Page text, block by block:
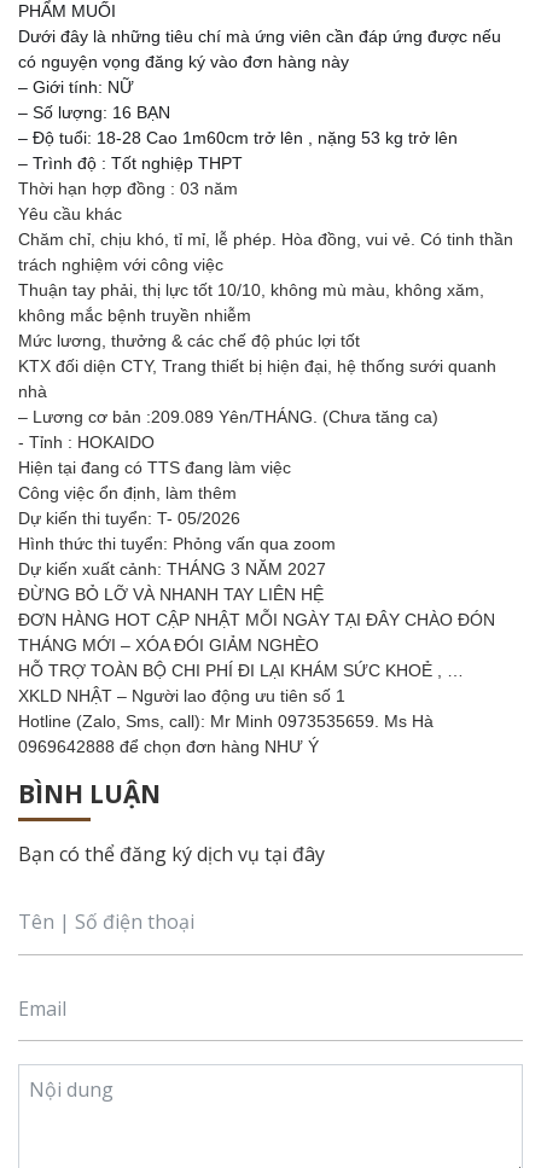
PHẨM MUỐI
Dưới đây là những tiêu chí mà ứng viên cần đáp ứng được nếu
có nguyện vọng đăng ký vào đơn hàng này
– Giới tính: NỮ
– Số lượng: 16 BẠN
– Độ tuổi: 18-28 Cao 1m60cm trở lên , nặng 53 kg trở lên
– Trình độ : Tốt nghiệp THPT
Thời hạn hợp đồng : 03 năm
Yêu cầu khác
Chăm chỉ, chịu khó, tỉ mỉ, lễ phép. Hòa đồng, vui vẻ. Có tinh thần
trách nghiệm với công việc
Thuận tay phải, thị lực tốt 10/10, không mù màu, không xăm,
không mắc bệnh truyền nhiễm
Mức lương, thưởng & các chế độ phúc lợi tốt
KTX đối diện CTY, Trang thiết bị hiện đại, hệ thống sưới quanh
nhà
– Lương cơ bản :209.089 Yên/THÁNG. (Chưa tăng ca)
- Tỉnh : HOKAIDO
Hiện tại đang có TTS đang làm việc
Công việc ổn định, làm thêm
Dự kiến thi tuyển: T- 05/2026
Hình thức thi tuyển: Phỏng vấn qua zoom
Dự kiến xuất cảnh: THÁNG 3 NĂM 2027
ĐỪNG BỎ LỠ VÀ NHANH TAY LIÊN HỆ
ĐƠN HÀNG HOT CẬP NHẬT MỖI NGÀY TẠI ĐÂY CHÀO ĐÓN
THÁNG MỚI – XÓA ĐÓI GIẢM NGHÈO
HỖ TRỢ TOÀN BỘ CHI PHÍ ĐI LẠI KHÁM SỨC KHOẺ , …
XKLD NHẬT – Người lao động ưu tiên số 1
Hotline (Zalo, Sms, call): Mr Minh 0973535659. Ms Hà
0969642888 để chọn đơn hàng NHƯ Ý
BÌNH LUẬN
Bạn có thể đăng ký dịch vụ tại đây